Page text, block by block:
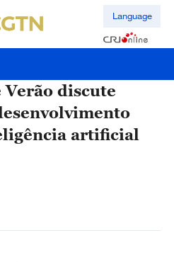
Language
Verão discute
artificial